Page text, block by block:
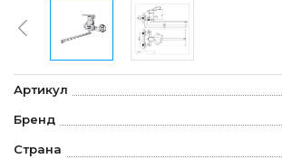
Артикул
Бренд
Страна